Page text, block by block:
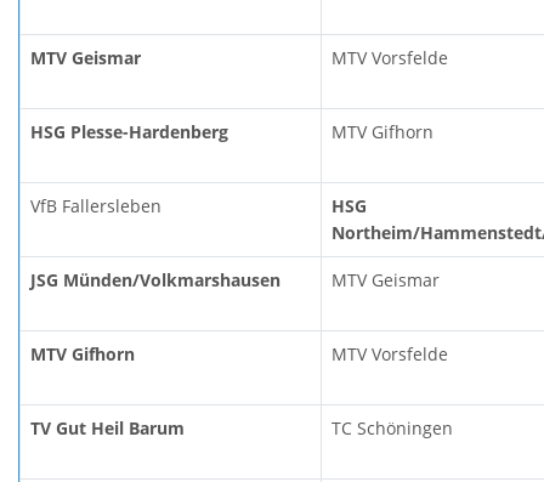
MTV Geismar MTV Vorsfelde
HSG Plesse-Hardenberg MTV Gifhorn
VfB Fallersleben
HSG
Northeim/
JSG Münden/Volkmarshausen MTV Geismar
MTV Gifhorn MTV Vorsfelde
TV Gut Heil Barum TC Schöningen